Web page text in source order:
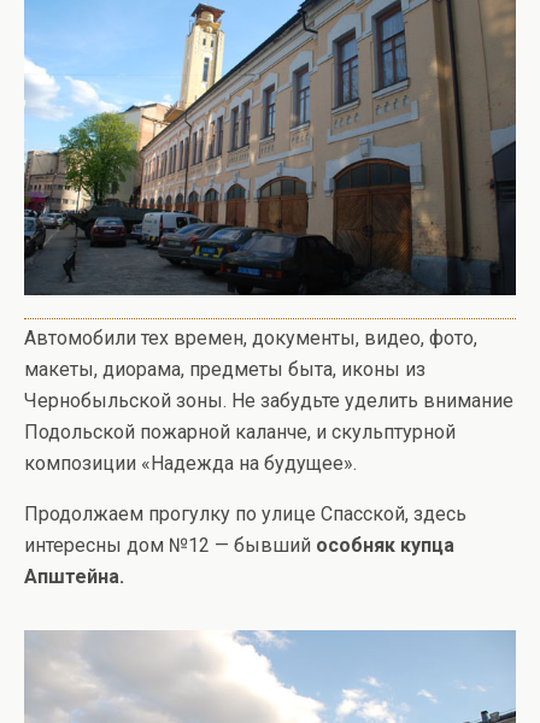
Автомобили тех времен, документы, видео, фото,
макеты, диорама, предметы быта, иконы из
Чернобыльской зоны. Не забудьте уделить внимание
Подольской пожарной каланче, и скульптурной
композиции «Надежда на будущее».
Продолжаем прогулку по улице Спасской, здесь
интересны дом №12 — бывший особняк купца
Апштейна.